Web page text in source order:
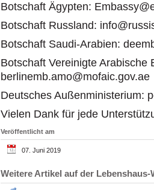
Botschaft Ägypten:
Botschaft Russland:
Botschaft Saudi-Arabien:
Botschaft Vereinigte Arabische
berlinemb.amo@mofaic.gov.ae
Deutsches Außenministerium:
Vielen Dank für jede
Veröffentlicht am
07. Juni 2019
Weitere Artikel auf der